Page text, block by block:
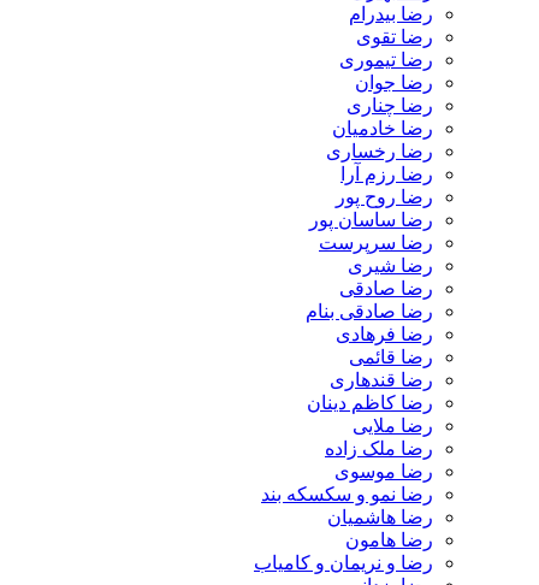
رضا بیدرام
رضا تقوی
رضا تیموری
رضا جوان
رضا چناری
رضا خادمیان
رضا رخساری
رضا رزم آرا
رضا روح پور
رضا ساسان پور
رضا سرپرست
رضا شیری
رضا صادقی
رضا صادقی بنام
رضا فرهادی
رضا قائمی
رضا قندهاری
رضا کاظم دینان
رضا ملایی
رضا ملک زاده
رضا موسوی
رضا نمو و سکسکه بند
رضا هاشمیان
رضا هامون
رضا و نریمان و کامیاب